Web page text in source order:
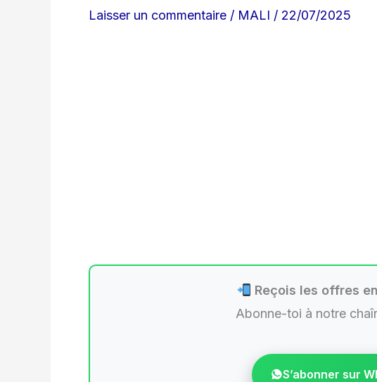
Laisser un commentaire / MALI / 22/07/2025
Reçois les offres
Abonne-toi à notre
S’abonner sur